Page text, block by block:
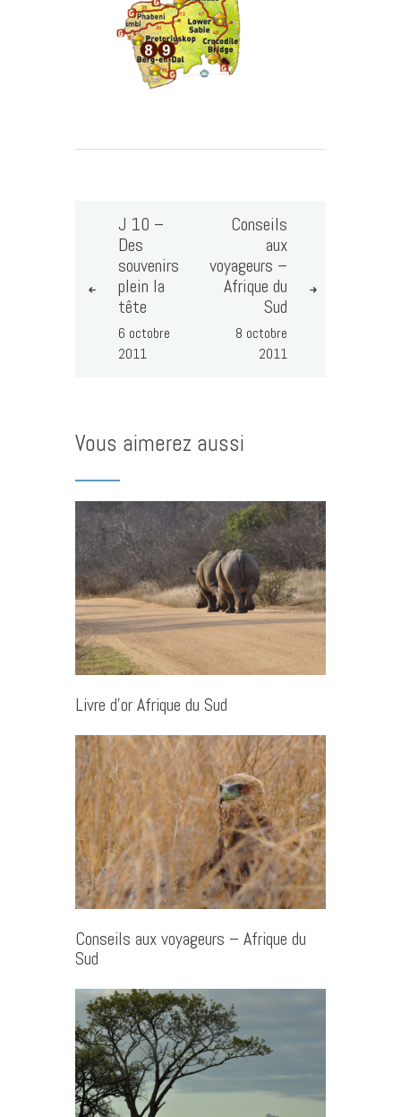
J 10 –
Des
souvenirs
plein la
tête
6 octobre
2011
Conseils
aux
voyageurs –
Afrique du
Sud
8 octobre
2011
Vous aimerez aussi
Livre d’or Afrique du Sud
Conseils aux voyageurs – Afrique du
Sud